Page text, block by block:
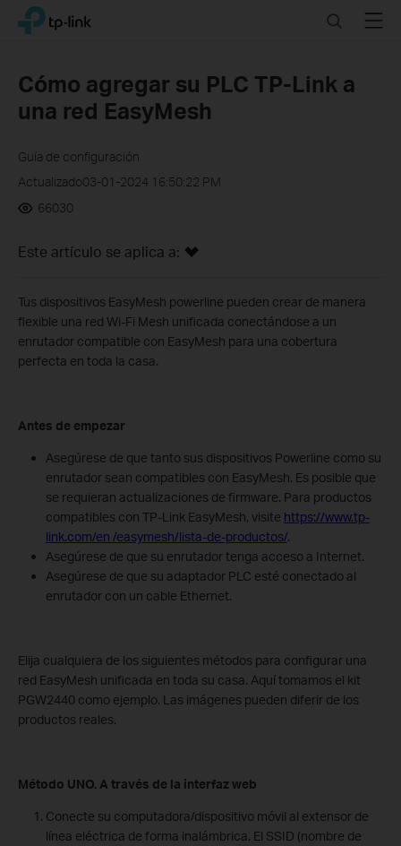
Click
navigation
TP-Link, Reliably Smart SearchMenu
Cómo agregar su PLC TP-Link a
una red EasyMesh
Guía de configuración
Actualizado03-01-2024 16:50:22 PM
66030
Este artículo se aplica a:
Tus dispositivos EasyMesh powerline pueden crear de manera
flexible una red Wi-Fi Mesh unificada conectándose a un
enrutador compatible con EasyMesh para una cobertura
perfecta en toda la casa.
Antes de empezar
Asegúrese de que tanto sus dispositivos Powerline como su
enrutador sean compatibles con EasyMesh. Es posible que
se requieran actualizaciones de firmware. Para productos
compatibles con TP-Link EasyMesh, visite https://www.tp-
link.com/en /easymesh/lista-de-productos/.
Asegúrese de que su enrutador tenga acceso a Internet.
Asegúrese de que su adaptador PLC esté conectado al
enrutador con un cable Ethernet.
Elija cualquiera de los siguientes métodos para configurar una
red EasyMesh unificada en toda su casa. Aquí tomamos el kit
PGW2440 como ejemplo. Las imágenes pueden diferir de los
productos reales.
Método UNO. A través de la interfaz web
Conecte su computadora/dispositivo móvil al extensor de
línea eléctrica de forma inalámbrica. El SSID (nombre de